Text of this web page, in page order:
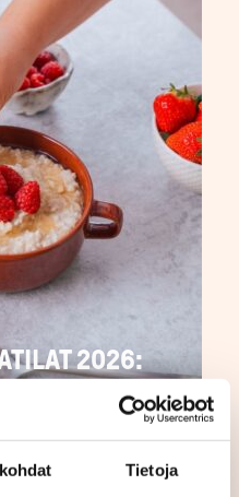
Tietoja
2026:
on
hyvä